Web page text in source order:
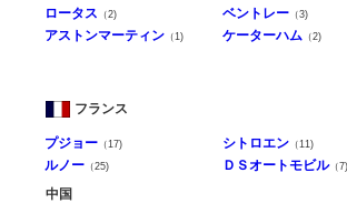
ロータス （2) ベントレー （3)
アストンマーティン （1) ケーターハム （2)
フランス
プジョー （17) シトロエン （11)
ルノー （25) ＤＳオートモビル（7)
中国